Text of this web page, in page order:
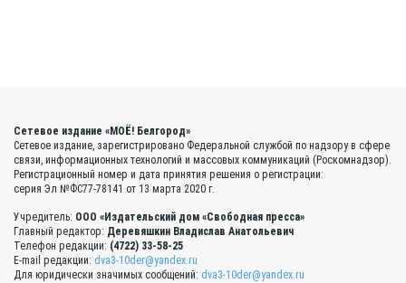
Сетевое издание «МОЁ! Белгород»
Сетевое издание, зарегистрировано Федеральной службой по надзору в сфере
связи, информационных технологий и массовых коммуникаций (Роскомнадзор).
Регистрационный номер и дата принятия решения о регистрации:
серия Эл №ФС77-78141 от 13 марта 2020 г.
Учредитель: ООО «Издательский дом «Свободная пресса»
Главный редактор: Деревяшкин Владислав Анатольевич
Телефон редакции: (4722) 33-58-25
E-mail редакции: dva3-10der@yandex.ru
Для юридически значимых сообщений: dva3-10der@yandex.ru